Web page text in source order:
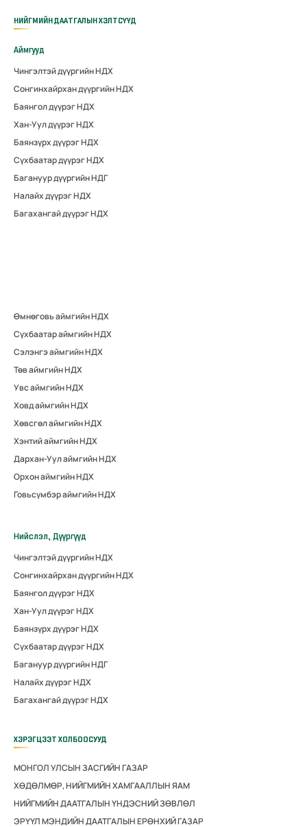
НИЙГМИЙН ДААТГАЛЫН ХЭЛТСҮҮД
Аймгууд
Чингэлтэй дүүргийн НДХ
Сонгинхайрхан дүүргийн НДХ
Баянгол дүүрэг НДХ
Хан-Уул дүүрэг НДХ
Баянзүрх дүүрэг НДХ
Сүхбаатар дүүрэг НДХ
Багануур дүүргийн НДГ
Налайх дүүрэг НДХ
Багахангай дүүрэг НДХ
Өмнөговь аймгийн НДХ
Сүхбаатар аймгийн НДХ
Сэлэнгэ аймгийн НДХ
Төв аймгийн НДХ
Увс аймгийн НДХ
Ховд аймгийн НДХ
Хөвсгөл аймгийн НДХ
Хэнтий аймгийн НДХ
Дархан-Уул аймгийн НДХ
Орхон аймгийн НДХ
Говьсүмбэр аймгийн НДХ
Нийслэл, Дүүргүүд
Чингэлтэй дүүргийн НДХ
Сонгинхайрхан дүүргийн НДХ
Баянгол дүүрэг НДХ
Хан-Уул дүүрэг НДХ
Баянзүрх дүүрэг НДХ
Сүхбаатар дүүрэг НДХ
Багануур дүүргийн НДГ
Налайх дүүрэг НДХ
Багахангай дүүрэг НДХ
ХЭРЭГЦЭЭТ ХОЛБООСУУД
МОНГОЛ УЛСЫН ЗАСГИЙН ГАЗАР
ХӨДӨЛМӨР, НИЙГМИЙН ХАМГААЛЛЫН ЯАМ
НИЙГМИЙН ДААТГАЛЫН ҮНДЭСНИЙ ЗӨВЛӨЛ
ЭРҮҮЛ МЭНДИЙН ДААТГАЛЫН ЕРӨНХИЙ ГАЗАР